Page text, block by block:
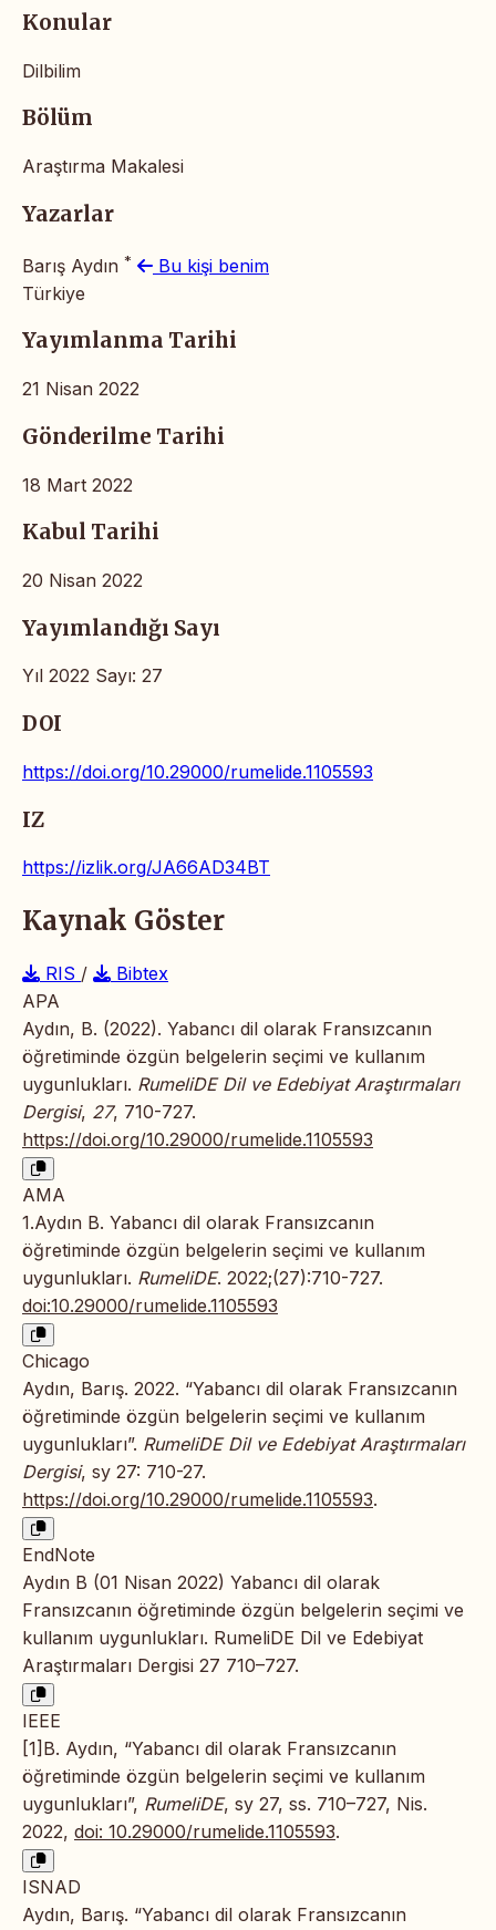
Konular
Dilbilim
Bölüm
Araştırma Makalesi
Yazarlar
Barış Aydın *
Bu kişi benim
Türkiye
Yayımlanma Tarihi
21 Nisan 2022
Gönderilme Tarihi
18 Mart 2022
Kabul Tarihi
20 Nisan 2022
Yayımlandığı Sayı
Yıl 2022 Sayı: 27
DOI
https://doi.org/10.29000/rumelide.1105593
IZ
https://izlik.org/JA66AD34BT
Kaynak Göster
RIS /
Bibtex
APA
Aydın, B. (2022). Yabancı dil olarak Fransızcanın
öğretiminde özgün belgelerin seçimi ve kullanım
uygunlukları. RumeliDE Dil ve Edebiyat Araştırmaları
Dergisi, 27, 710-727.
https://doi.org/10.29000/rumelide.1105593
AMA
1.Aydın B. Yabancı dil olarak Fransızcanın
öğretiminde özgün belgelerin seçimi ve kullanım
uygunlukları. RumeliDE. 2022;(27):710-727.
doi:10.29000/rumelide.1105593
Chicago
Aydın, Barış. 2022. “Yabancı dil olarak Fransızcanın
öğretiminde özgün belgelerin seçimi ve kullanım
uygunlukları”. RumeliDE Dil ve Edebiyat Araştırmaları
Dergisi, sy 27: 710-27.
https://doi.org/10.29000/rumelide.1105593.
EndNote
Aydın B (01 Nisan 2022) Yabancı dil olarak
Fransızcanın öğretiminde özgün belgelerin seçimi ve
kullanım uygunlukları. RumeliDE Dil ve Edebiyat
Araştırmaları Dergisi 27 710–727.
IEEE
[1]B. Aydın, “Yabancı dil olarak Fransızcanın
öğretiminde özgün belgelerin seçimi ve kullanım
uygunlukları”, RumeliDE, sy 27, ss. 710–727, Nis.
2022, doi: 10.29000/rumelide.1105593.
ISNAD
Aydın, Barış. “Yabancı dil olarak Fransızcanın